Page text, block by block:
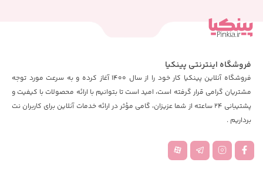
فروشگاه اینترنتی پینکیا
فروشگاه آنلاین پینکیا کار خود را از سال 1400 آغاز کرده و به سرعت مورد توجه
مشتریان گرامی قرار گرفته است، امید است تا بتوانیم با ارائه محصولات با کیفیت و
پشتیبانی 24 ساعته از شما عزیزان، گامی مؤثر در ارائه خدمات آنلاین برای کاربران نت
برداریم .